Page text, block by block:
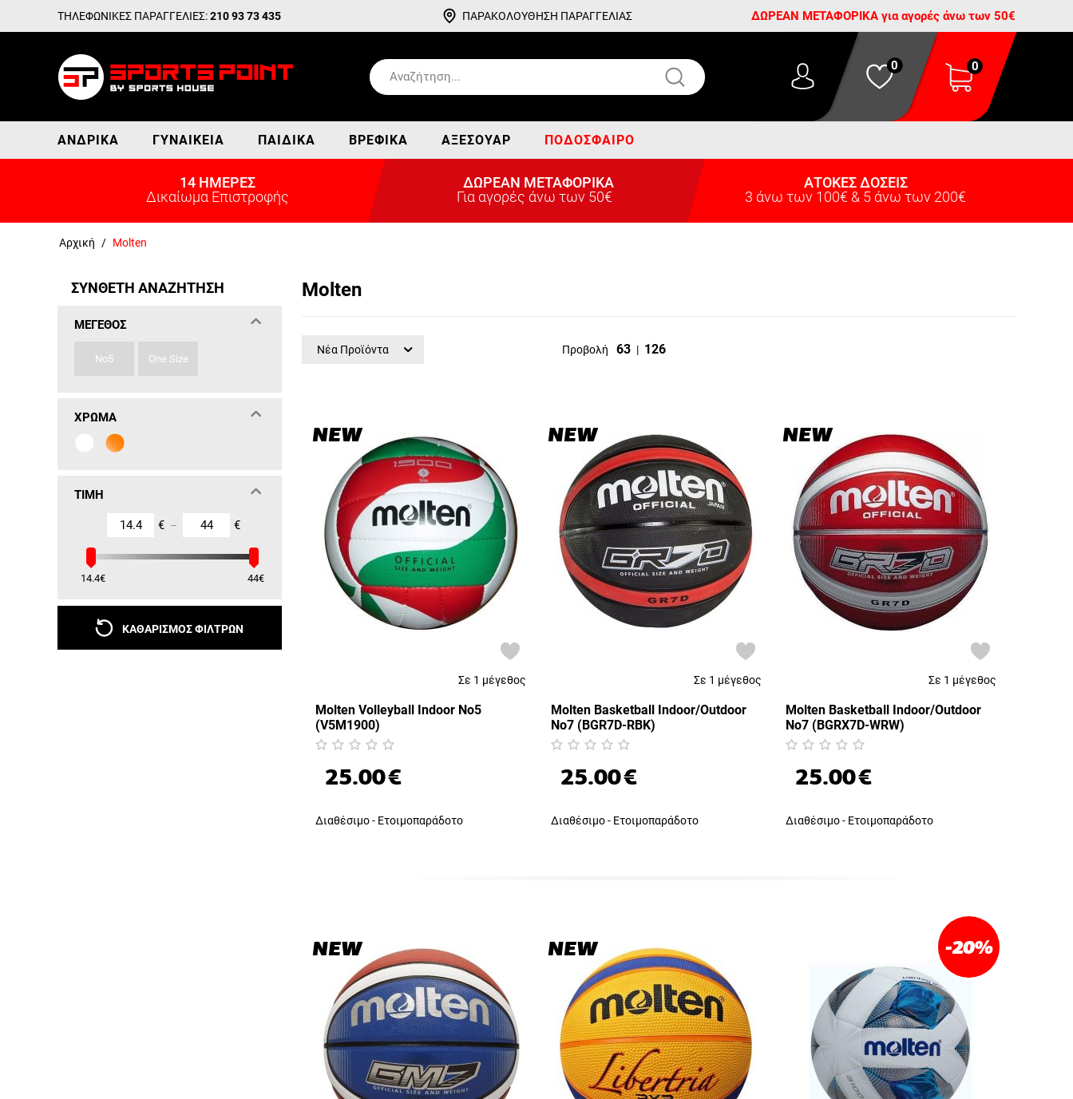
ΤΗΛΕΦΩΝΙΚΕΣ ΠΑΡΑΓΓΕΛΙΕΣ:210 93 73 435 ΠΑΡΑΚΟΛΟΥΘΗΣΗ ΠΑΡΑΓΓΕΛΙΑΣ ΔΩΡΕΑΝ ΜΕΤΑΦΟΡΙΚΑ για αγορές άνω των 50€
0 0
ΑΝΔΡΙΚΆ ΓΥΝΑΙΚΕΊΑ ΠΑΙΔΙΚΆ ΒΡΕΦΙΚΆ ΑΞΕΣΟΥΆΡ ΠΟΔΌΣΦΑΙΡΟ
14 ΗΜΕΡΕΣ
Δικαίωμα Επιστροφής
ΔΩΡΕΑΝ ΜΕΤΑΦΟΡΙΚΑ
Για αγορές άνω των 50€
ΑΤΟΚΕΣ ΔΟΣΕΙΣ
3 άνω των 100€ & 5 άνω των 200€
Αρχική / Molten
ΣΥΝΘΕΤΗ ΑΝΑΖΗΤΗΣΗ
ΜΈΓΕΘΟΣ
Νο5 One Size
ΧΡΏΜΑ
ΤΙΜΉ
€ – €
14.4€ 44€
ΚΑΘΑΡΙΣΜΌΣ ΦΊΛΤΡΩΝ
Molten
Νέα Προϊόντα Προβολή 63 | 126
NEW
Σε 1 μέγεθος
Molten Volleyball Indoor Νο5
(V5M1900)
25.00€
Διαθέσιμο - Ετοιμοπαράδοτο
NEW
Σε 1 μέγεθος
Molten Basketball Indoor/Outdoor
No7 (BGR7D-RBK)
25.00€
Διαθέσιμο - Ετοιμοπαράδοτο
NEW
Σε 1 μέγεθος
Molten Basketball Indoor/Outdoor
No7 (BGRX7D-WRW)
25.00€
Διαθέσιμο - Ετοιμοπαράδοτο
NEW NEW -20%